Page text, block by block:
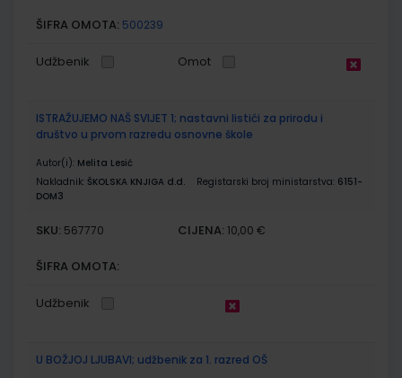
ŠIFRA OMOTA: 500239
Udžbenik Omot
ISTRAŽUJEMO NAŠ SVIJET 1; nastavni listići za prirodu i
društvo u prvom razredu osnovne škole
Autor(i): Melita Lesić
Nakladnik: ŠKOLSKA KNJIGA d.d. Registarski broj ministarstva: 6151-
DOM3
SKU: 567770 CIJENA: 10,00 €
ŠIFRA OMOTA:
Udžbenik
U BOŽJOJ LJUBAVI; udžbenik za 1. razred OŠ